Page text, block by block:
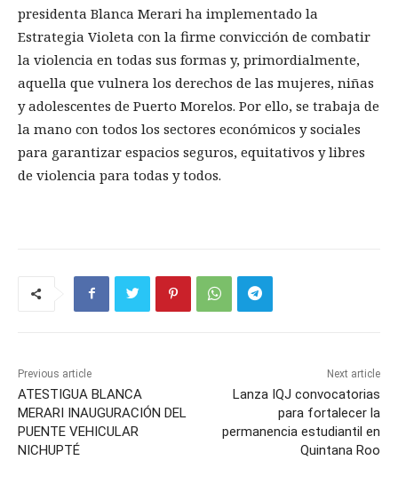
presidenta Blanca Merari ha implementado la
Estrategia Violeta con la firme convicción de combatir
la violencia en todas sus formas y, primordialmente,
aquella que vulnera los derechos de las mujeres, niñas
y adolescentes de Puerto Morelos. Por ello, se trabaja de
la mano con todos los sectores económicos y sociales
para garantizar espacios seguros, equitativos y libres
de violencia para todas y todos.
Previous article
ATESTIGUA BLANCA
MERARI INAUGURACIÓN DEL
PUENTE VEHICULAR
NICHUPTÉ
Next article
Lanza IQJ convocatorias
para fortalecer la
permanencia estudiantil en
Quintana Roo